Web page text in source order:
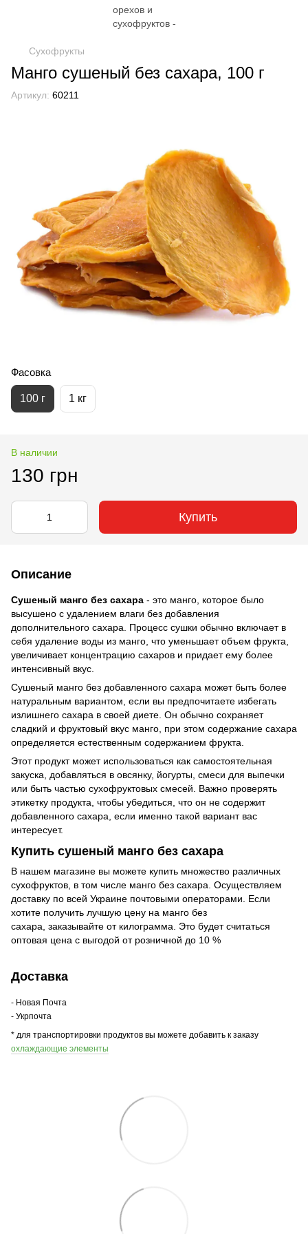
Сухофрукты
Манго сушеный без сахара, 100 г
Артикул: 60211
Фасовка
100 г 1 кг
В наличии
130 грн
Купить
Описание
Сушеный манго без сахара - это манго, которое было
высушено с удалением влаги без добавления
дополнительного сахара. Процесс сушки обычно включает в
себя удаление воды из манго, что уменьшает объем фрукта,
увеличивает концентрацию сахаров и придает ему более
интенсивный вкус.
Сушеный манго без добавленного сахара может быть более
натуральным вариантом, если вы предпочитаете избегать
излишнего сахара в своей диете. Он обычно сохраняет
сладкий и фруктовый вкус манго, при этом содержание сахара
определяется естественным содержанием фрукта.
Этот продукт может использоваться как самостоятельная
закуска, добавляться в овсянку, йогурты, смеси для выпечки
или быть частью сухофруктовых смесей. Важно проверять
этикетку продукта, чтобы убедиться, что он не содержит
добавленного сахара, если именно такой вариант вас
интересует.
Купить сушеный манго без сахара
В нашем магазине вы можете купить множество различных
сухофруктов, в том числе манго без сахара. Осуществляем
доставку по всей Украине почтовыми операторами. Если
хотите получить лучшую цену на манго без
сахара, заказывайте от килограмма. Это будет считаться
оптовая цена с выгодой от розничной до 10 %
Доставка
- Новая Почта
- Укрпочта
* для транспортировки продуктов вы можете добавить к заказу
охлаждающие элементы